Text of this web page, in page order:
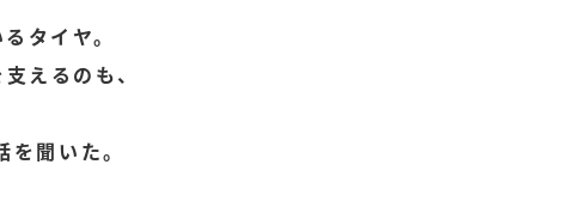
タイヤ。
えるのも、
聞いた。